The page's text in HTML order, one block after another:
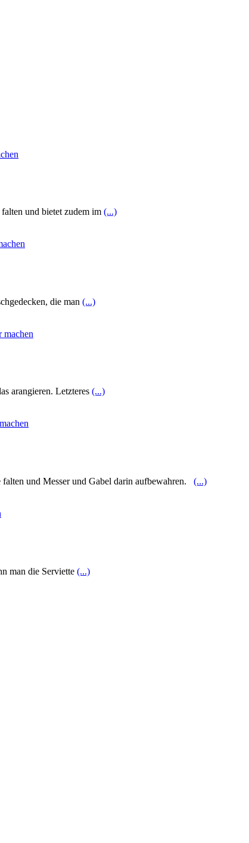
und bietet zudem im (...)
die man (...)
arangieren. Letzteres (...)
und Messer und Gabel darin aufbewahren. (...)
man die Serviette (...)